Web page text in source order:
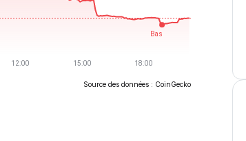
Source des données : CoinGecko